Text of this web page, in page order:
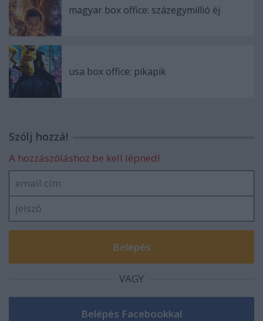
magyar box office: százegymillió éj
usa box office: pikapik
Szólj hozzá!
A hozzászóláshoz be kell lépned!
VAGY